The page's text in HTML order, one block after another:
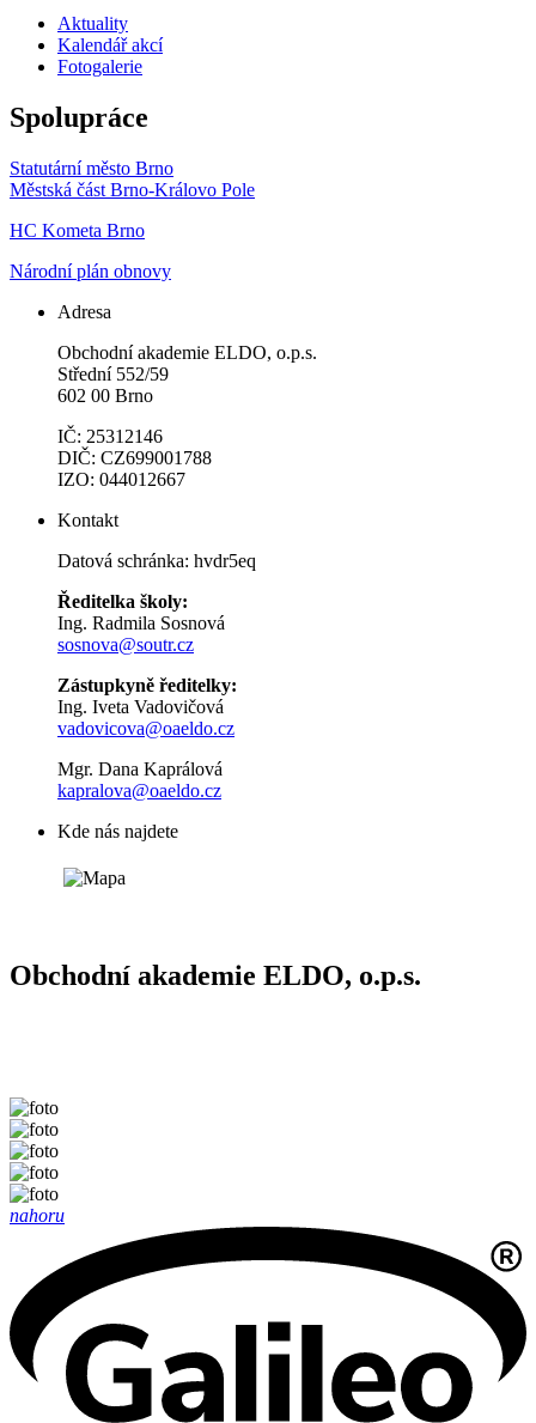
Aktuality
Kalendář akcí
Fotogalerie
Spolupráce
Statutární město Brno
Městská část Brno-Královo Pole
HC Kometa Brno
Národní plán obnovy
Adresa
Obchodní akademie ELDO, o.p.s.
Střední 552/59
602 00 Brno
IČ: 25312146
DIČ: CZ699001788
IZO: 044012667
Kontakt
Datová schránka: hvdr5eq
Ředitelka školy:
Ing. Radmila Sosnová
sosnova@soutr.cz
Zástupkyně ředitelky:
Ing. Iveta Vadovičová
vadovicova@oaeldo.cz
Mgr. Dana Kaprálová
kapralova@oaeldo.cz
Kde nás najdete
Obchodní akademie ELDO, o.p.s.
nahoru